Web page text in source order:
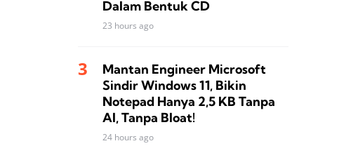
Dalam Bentuk CD
23 hours ago
Mantan Engineer Microsoft
Sindir Windows 11, Bikin
Notepad Hanya 2,5 KB Tanpa
AI, Tanpa Bloat!
24 hours ago